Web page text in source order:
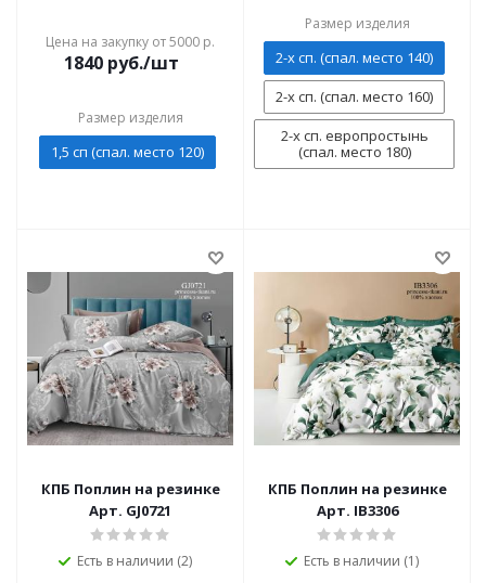
Цена на закупку от 5000 р.
1840 руб./шт
Размер изделия
1,5 сп (спал. место 120)
Размер изделия
2-х сп. (спал. место 140)
2-х сп. (спал. место 160)
2-х сп. европростынь
(спал. место 180)
КПБ Поплин на резинке
Арт. GJ0721
Есть в наличии (2)
КПБ Поплин на резинке
Арт. IB3306
Есть в наличии (1)